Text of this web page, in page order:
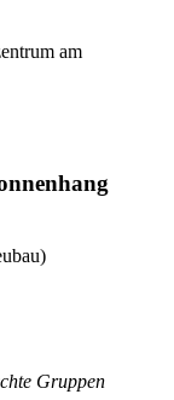
am
Gruppen